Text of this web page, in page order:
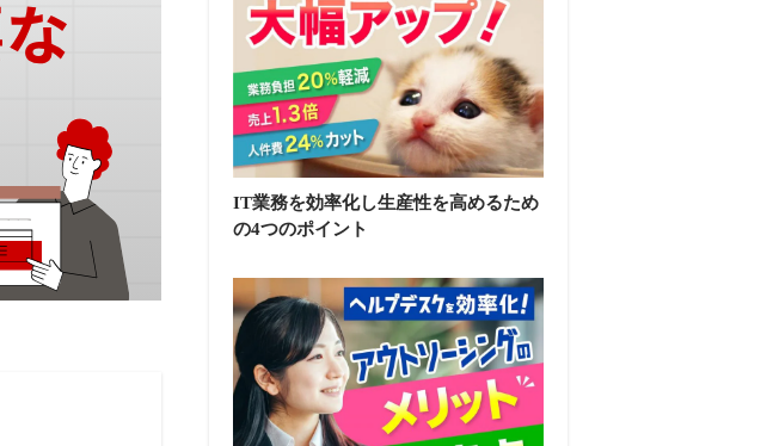
IT業務を効率化し生産性を高めるため
の4つのポイント